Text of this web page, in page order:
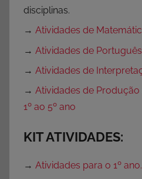
disciplinas.
→ Atividades de
→ Atividades de Português
→ Atividades de
→ Atividades de Produção
1º ao 5º ano
KIT ATIVIDADES:
→ Atividades para o 1º ano.